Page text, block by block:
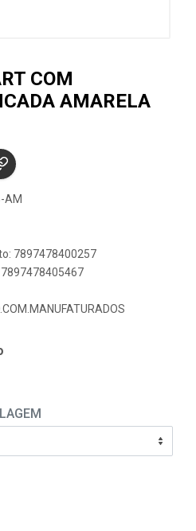
COM
AMARELA
AM
7897478400257